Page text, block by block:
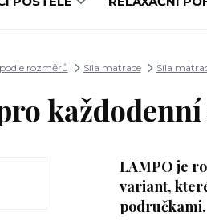
rozměrů Síla matrace Síla
LAMPO je
variant,
područkami.